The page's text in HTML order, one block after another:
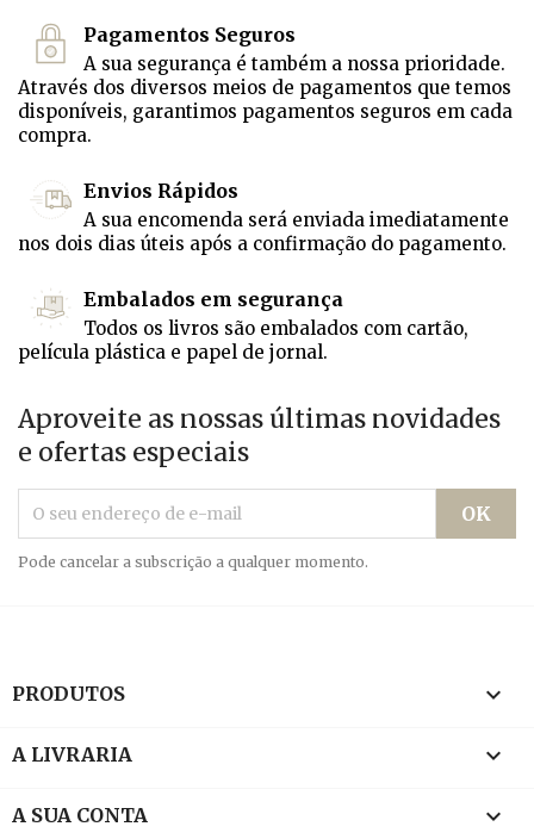
Pagamentos Seguros
A sua segurança é também a nossa prioridade.
Através dos diversos meios de pagamentos que temos
disponíveis, garantimos pagamentos seguros em cada
compra.
Envios Rápidos
A sua encomenda será enviada imediatamente
nos dois dias úteis após a confirmação do pagamento.
Embalados em segurança
Todos os livros são embalados com cartão,
película plástica e papel de jornal.
Aproveite as nossas últimas novidades
e ofertas especiais
Pode cancelar a subscrição a qualquer momento.
PRODUTOS 
A LIVRARIA 
A SUA CONTA 